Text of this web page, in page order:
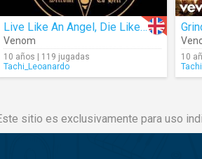
Live Like An Angel, Die Like A Devil
Venom
10 años | 119 jugadas
Tachi_Leoanardo
10
sitio es exclusivamente para uso